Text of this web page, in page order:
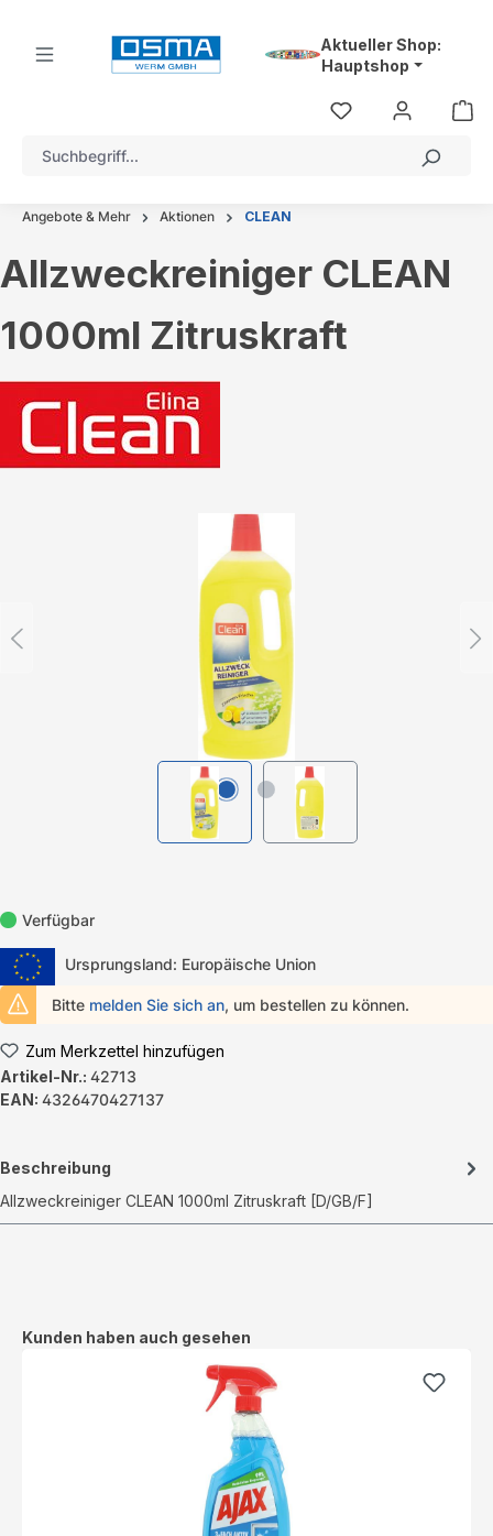
Aktueller Shop:
Hauptshop
Angebote & Mehr Aktionen CLEAN
Allzweckreiniger CLEAN
1000ml Zitruskraft
Verfügbar
Ursprungsland: Europäische Union
Bitte melden Sie sich an, um bestellen zu können.
Zum Merkzettel hinzufügen
Artikel-Nr.: 42713
EAN: 4326470427137
Beschreibung
Allzweckreiniger CLEAN 1000ml Zitruskraft [D/GB/F]
Produktgalerie überspringen
Kunden haben auch gesehen